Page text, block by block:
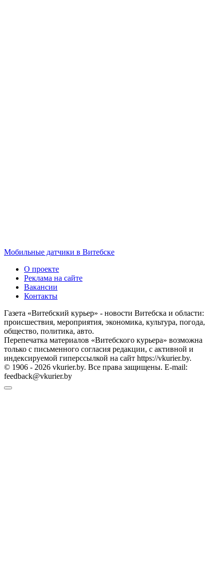
Мобильные датчики в Витебске
О проекте
Реклама на сайте
Вакансии
Контакты
Газета «Витебский курьер» - новости Витебска и области:
происшествия, мероприятия, экономика, культура, погода,
общество, политика, авто.
Перепечатка материалов «Витебского курьера» возможна
только с письменного согласия редакции, с активной и
индексируемой гиперссылкой на сайт https://vkurier.by.
© 1906 - 2026 vkurier.by. Все права защищены. E-mail:
feedback@vkurier.by